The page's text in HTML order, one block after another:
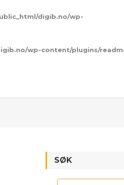
digib.no/wp-
wp-content/plugins/
SØK